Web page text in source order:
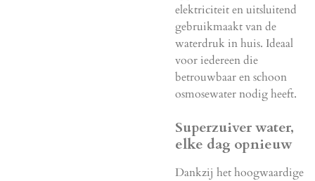
elektriciteit en uitsluitend
gebruikmaakt van de
waterdruk in huis. Ideaal
voor iedereen die
betrouwbaar en schoon
osmosewater nodig heeft.
Superzuiver water,
elke dag opnieuw
Dankzij het hoogwaardige